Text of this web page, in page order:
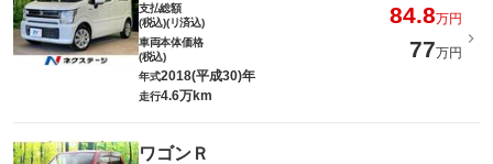
支払総額
(税込)(リ済込)
84.8万円
車両本体価格
(税込)
77万円
年式2018(平成30)年
走行4.6万km
ワゴンＲ